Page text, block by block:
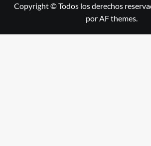
Copyright © Todos los derechos
por AF themes.